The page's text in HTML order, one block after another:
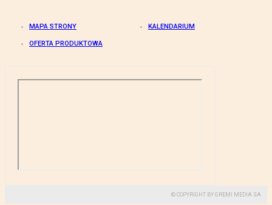
MAPA STRONY KALENDARIUM
OFERTA PRODUKTOWA
© COPYRIGHT BY GREMI MEDIA SA